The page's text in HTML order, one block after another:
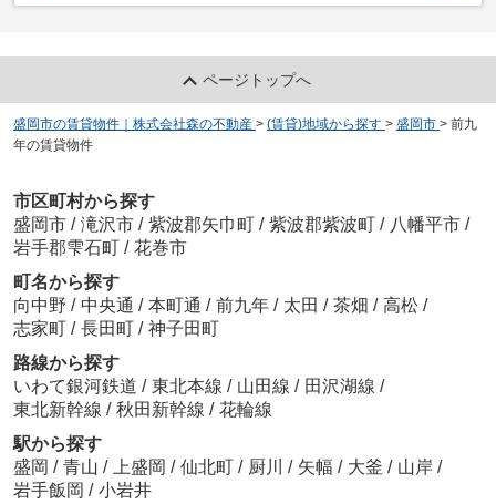
ページトップへ
盛岡市の賃貸物件｜株式会社森の不動産 > (賃貸)地域から探す > 盛岡市 > 前九
年の賃貸物件
市区町村から探す
盛岡市 / 滝沢市 / 紫波郡矢巾町 / 紫波郡紫波町 / 八幡平市 /
岩手郡雫石町 / 花巻市
町名から探す
向中野 / 中央通 / 本町通 / 前九年 / 太田 / 茶畑 / 高松 /
志家町 / 長田町 / 神子田町
路線から探す
いわて銀河鉄道 / 東北本線 / 山田線 / 田沢湖線 /
東北新幹線 / 秋田新幹線 / 花輪線
駅から探す
盛岡 / 青山 / 上盛岡 / 仙北町 / 厨川 / 矢幅 / 大釜 / 山岸 /
岩手飯岡 / 小岩井